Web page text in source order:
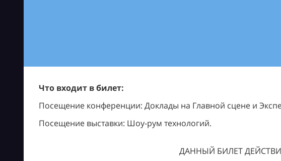
Что входит в билет:
Посещение конференции: Доклады на Главной сцене и
Посещение выставки: Шоу-рум технологий.
ДАННЫЙ БИЛЕТ